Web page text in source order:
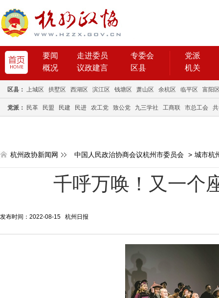
要闻 走进委员
专委会
概况
议政建言 区县
党派
机关
区县： 上城区 拱墅区 西湖区 滨江区 钱塘区 萧山区 余杭区 临平区 富阳
党派： 民革 民盟 民建 民进 农工党 致公党 九三学社 工商联 市总工会
杭州政协新闻网 中国人民政治协商会议杭州市委员会 > 城市杭
千呼万唤！又一个
发布时间：2022-08-15 杭州日报